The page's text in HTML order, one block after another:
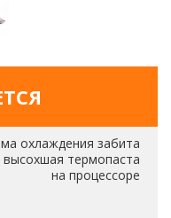
охлаждения забита
термопаста
на процессоре